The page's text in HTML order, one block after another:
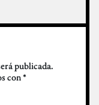
publicada.
con*